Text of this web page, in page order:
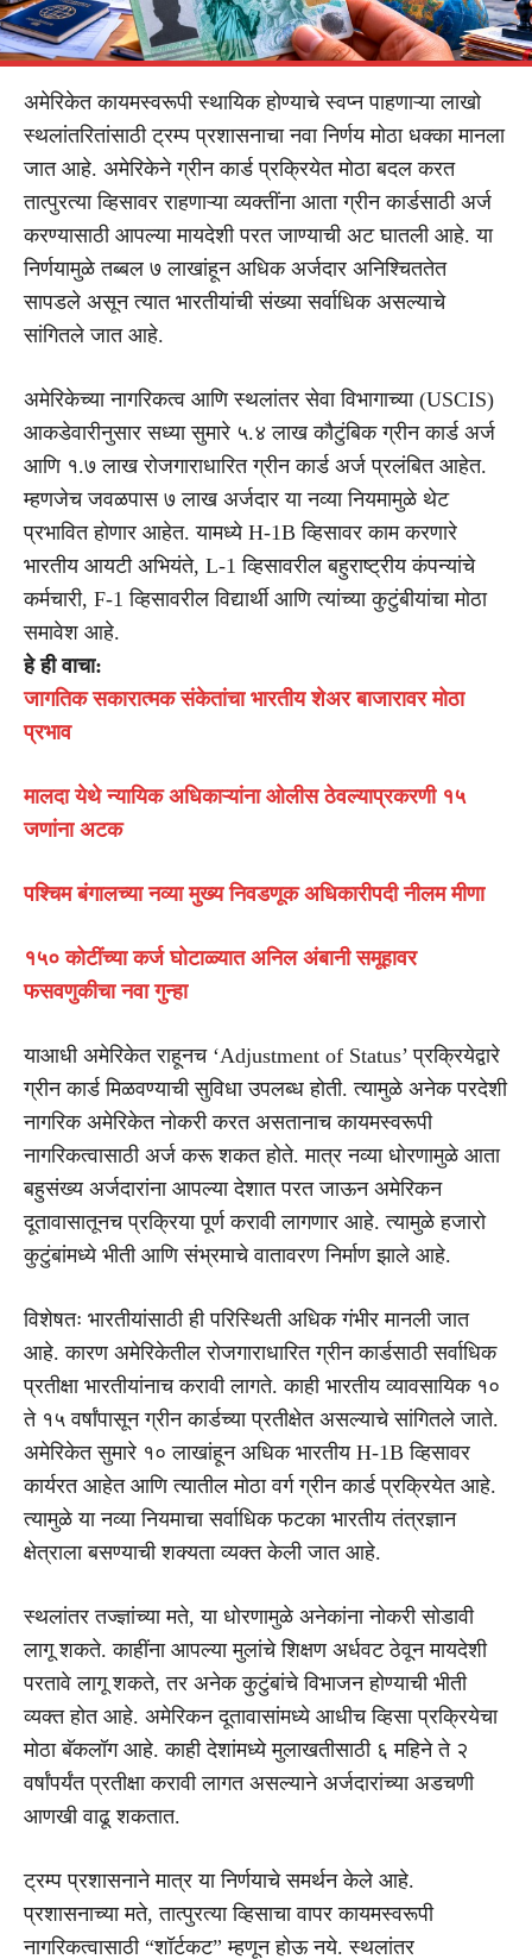
अमेरिकेत कायमस्वरूपी स्थायिक होण्याचे स्वप्न पाहणाऱ्या लाखो
स्थलांतरितांसाठी ट्रम्प प्रशासनाचा नवा निर्णय मोठा धक्का मानला
जात आहे. अमेरिकेने ग्रीन कार्ड प्रक्रियेत मोठा बदल करत
तात्पुरत्या व्हिसावर राहणाऱ्या व्यक्तींना आता ग्रीन कार्डसाठी अर्ज
करण्यासाठी आपल्या मायदेशी परत जाण्याची अट घातली आहे. या
निर्णयामुळे तब्बल ७ लाखांहून अधिक अर्जदार अनिश्चिततेत
सापडले असून त्यात भारतीयांची संख्या सर्वाधिक असल्याचे
सांगितले जात आहे.
अमेरिकेच्या नागरिकत्व आणि स्थलांतर सेवा विभागाच्या (USCIS)
आकडेवारीनुसार सध्या सुमारे ५.४ लाख कौटुंबिक ग्रीन कार्ड अर्ज
आणि १.७ लाख रोजगाराधारित ग्रीन कार्ड अर्ज प्रलंबित आहेत.
म्हणजेच जवळपास ७ लाख अर्जदार या नव्या नियमामुळे थेट
प्रभावित होणार आहेत. यामध्ये H-1B व्हिसावर काम करणारे
भारतीय आयटी अभियंते, L-1 व्हिसावरील बहुराष्ट्रीय कंपन्यांचे
कर्मचारी, F-1 व्हिसावरील विद्यार्थी आणि त्यांच्या कुटुंबीयांचा मोठा
समावेश आहे.
हे ही वाचा:
जागतिक सकारात्मक संकेतांचा भारतीय शेअर बाजारावर मोठा
प्रभाव
मालदा येथे न्यायिक अधिकाऱ्यांना ओलीस ठेवल्याप्रकरणी १५
जणांना अटक
पश्चिम बंगालच्या नव्या मुख्य निवडणूक अधिकारीपदी नीलम मीणा
१५० कोटींच्या कर्ज घोटाळ्यात अनिल अंबानी समूहावर
फसवणुकीचा नवा गुन्हा
याआधी अमेरिकेत राहूनच ‘Adjustment of Status’ प्रक्रियेद्वारे
ग्रीन कार्ड मिळवण्याची सुविधा उपलब्ध होती. त्यामुळे अनेक परदेशी
नागरिक अमेरिकेत नोकरी करत असतानाच कायमस्वरूपी
नागरिकत्वासाठी अर्ज करू शकत होते. मात्र नव्या धोरणामुळे आता
बहुसंख्य अर्जदारांना आपल्या देशात परत जाऊन अमेरिकन
दूतावासातूनच प्रक्रिया पूर्ण करावी लागणार आहे. त्यामुळे हजारो
कुटुंबांमध्ये भीती आणि संभ्रमाचे वातावरण निर्माण झाले आहे.
विशेषतः भारतीयांसाठी ही परिस्थिती अधिक गंभीर मानली जात
आहे. कारण अमेरिकेतील रोजगाराधारित ग्रीन कार्डसाठी सर्वाधिक
प्रतीक्षा भारतीयांनाच करावी लागते. काही भारतीय व्यावसायिक १०
ते १५ वर्षांपासून ग्रीन कार्डच्या प्रतीक्षेत असल्याचे सांगितले जाते.
अमेरिकेत सुमारे १० लाखांहून अधिक भारतीय H-1B व्हिसावर
कार्यरत आहेत आणि त्यातील मोठा वर्ग ग्रीन कार्ड प्रक्रियेत आहे.
त्यामुळे या नव्या नियमाचा सर्वाधिक फटका भारतीय तंत्रज्ञान
क्षेत्राला बसण्याची शक्यता व्यक्त केली जात आहे.
स्थलांतर तज्ज्ञांच्या मते, या धोरणामुळे अनेकांना नोकरी सोडावी
लागू शकते. काहींना आपल्या मुलांचे शिक्षण अर्धवट ठेवून मायदेशी
परतावे लागू शकते, तर अनेक कुटुंबांचे विभाजन होण्याची भीती
व्यक्त होत आहे. अमेरिकन दूतावासांमध्ये आधीच व्हिसा प्रक्रियेचा
मोठा बॅकलॉग आहे. काही देशांमध्ये मुलाखतीसाठी ६ महिने ते २
वर्षांपर्यंत प्रतीक्षा करावी लागत असल्याने अर्जदारांच्या अडचणी
आणखी वाढू शकतात.
ट्रम्प प्रशासनाने मात्र या निर्णयाचे समर्थन केले आहे.
प्रशासनाच्या मते, तात्पुरत्या व्हिसाचा वापर कायमस्वरूपी
नागरिकत्वासाठी “शॉर्टकट” म्हणून होऊ नये. स्थलांतर